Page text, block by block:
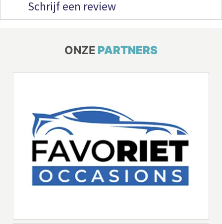
Schrijf een review
ONZE PARTNERS